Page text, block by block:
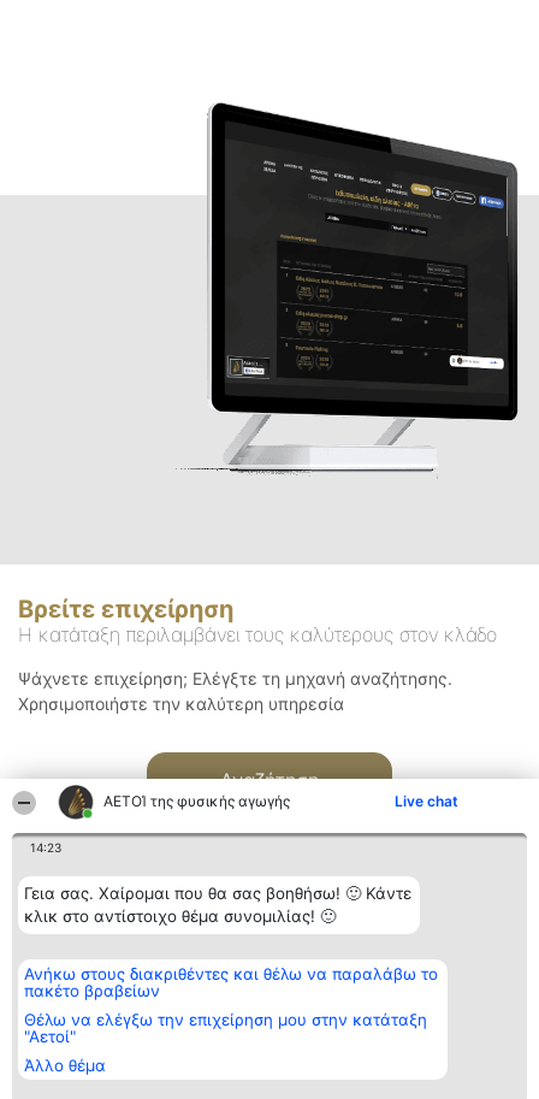
ΑΕΤΟΊ της φυσικής αγωγής Live chat
14:23
Γεια σας. Χαίρομαι που θα σας βοηθήσω! 🙂 Κάντε
κλικ στο αντίστοιχο θέμα συνομιλίας! 🙂
Ανήκω στους διακριθέντες και θέλω να παραλάβω το
πακέτο βραβείων
Θέλω να ελέγξω την επιχείρηση μου στην κατάταξη
"Αετοί"
Άλλο θέμα
Βρείτε επιχείρηση
Η κατάταξη περιλαμβάνει τους καλύτερους στον κλάδο
Ψάχνετε επιχείρηση; Ελέγξτε τη μηχανή αναζήτησης.
Χρησιμοποιήστε την καλύτερη υπηρεσία
Αναζήτηση
Διοργανωτής της
κατάταξης
BEAUTIFUL COMPANY
ΤΗΛ. ΕΠΙΚΟΙΝΩΝΙΑΣ:
2104128019
email:
aetoi@beautifulcompany.co
Κατάταξη
Διακριθέντες
των
διακριθέντων
προϋποθέσεις
Επικοινωνία
Επικοινωνία